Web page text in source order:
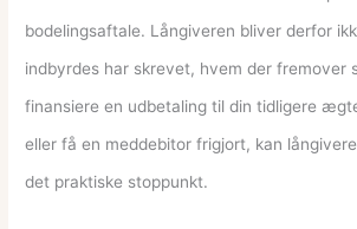
bodelingsaftale. Långiveren bliver derfor
indbyrdes har skrevet, hvem der fremover
finansiere en udbetaling til din tidligere
eller få en meddebitor frigjort, kan
det praktiske stoppunkt.